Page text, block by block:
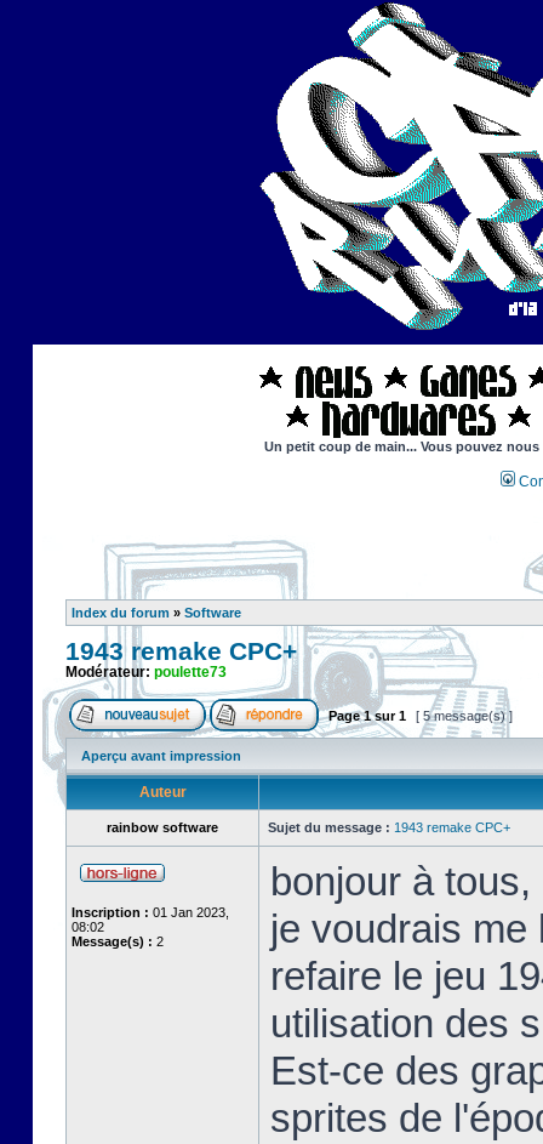
Un petit coup de main... Vous pouvez
Index du forum » Software
1943 remake CPC+
Modérateur: poulette73
Page1sur1 [ 5 message(s) ]
Aperçu avant impression
Auteur
rainbow software Sujet du message : 1943 remake CPC+
Inscription : 01 Jan 2023,
08:02
Message(s) : 2
bonjour à tous,
je voudrais me
refaire le jeu
utilisation des
Est-ce des
sprites de